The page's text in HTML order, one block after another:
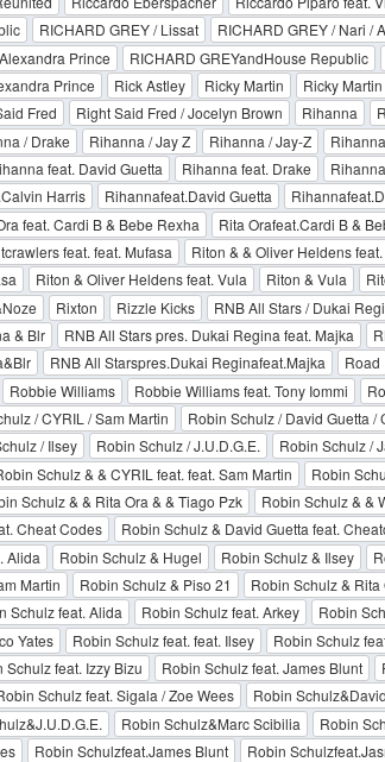
RICHARD GREY / Lissat
RICHARD GREY / Nari /
Prince
RICHARD GREYandHouse Republic
Prince
Rick Astley Ricky Martin
Ricky
Fred Right Said Fred / Jocelyn Brown Rihanna
/ Drake Rihanna / Jay Z Rihanna / Jay-Z
feat. David Guetta Rihanna feat. Drake
Harris Rihannafeat.David Guetta
feat. Cardi B & Bebe Rexha Rita Orafeat.Cardi B &
feat. feat. Mufasa Riton & & Oliver Heldens
Riton & Oliver Heldens feat. Vula Riton & Vula
Rixton Rizzle Kicks RNB All Stars / Dukai
& Blr
RNB All Stars pres. Dukai Regina feat. Majka
RNB All Starspres.Dukai Reginafeat.Majka Road
Robbie Williams Robbie Williams feat. Tony Iommi
/ CYRIL / Sam Martin Robin Schulz / David Guetta /
/ Ilsey Robin Schulz / J.U.D.G.E. Robin Schulz /
Schulz & & CYRIL feat. feat. Sam Martin Robin
Schulz & & Rita Ora & & Tiago Pzk Robin Schulz & &
Cheat Codes
Robin Schulz & David Guetta feat.
Alida
Robin Schulz & Hugel Robin Schulz & Ilsey
Martin
Robin Schulz & Piso 21 Robin Schulz & Rita
Schulz feat. Alida Robin Schulz feat. Arkey Robin
Yates
Robin Schulz feat. feat. Ilsey Robin Schulz
Schulz feat. Izzy Bizu Robin Schulz feat. James Blunt
Schulz feat. Sigala / Zoe Wees Robin
Robin Schulz&Marc Scibilia Robin
Robin Schulzfeat.James Blunt Robin